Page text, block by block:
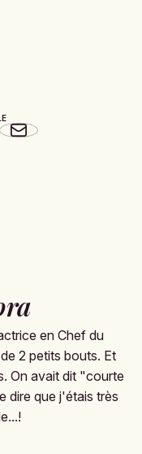
en Chef du
2 petits bouts. Et
On avait dit "courte
dire que j'étais très